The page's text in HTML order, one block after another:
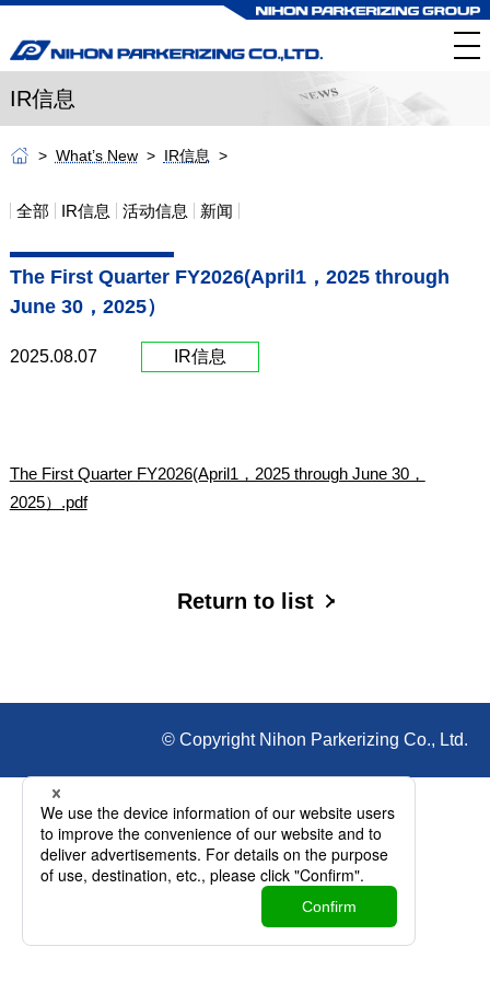
IR信息
What’s New IR信息
全部 IR信息 活动信息 新闻
The First Quarter FY2026(April1，2025 through
June 30，2025）
2025.08.07 IR信息
The First Quarter FY2026(April1，2025 through June 30，
2025）.pdf
Return to list
© Copyright Nihon Parkerizing Co., Ltd.